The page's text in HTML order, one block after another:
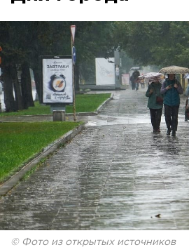
© Фото из открытых источников